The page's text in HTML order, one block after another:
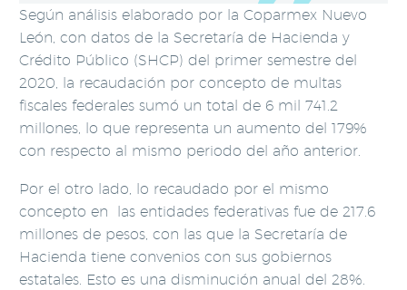
Según análisis elaborado por la Coparmex Nuevo
León, con datos de la Secretaría de Hacienda y
Crédito Público (SHCP) del primer semestre del
2020, la recaudación por concepto de multas
fiscales federales sumó un total de 6 mil 741.2
millones, lo que representa un aumento del 179%
con respecto al mismo periodo del año anterior.
Por el otro lado, lo recaudado por el mismo
concepto en las entidades federativas fue de 217.6
millones de pesos, con las que la Secretaría de
Hacienda tiene convenios con sus gobiernos
estatales. Esto es una disminución anual del 28%.